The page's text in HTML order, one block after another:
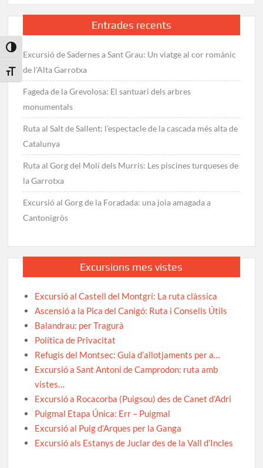
Toggle High Contrast
Toggle Font size
Entrades recents
Excursió de Sadernes a Sant Grau: Un viatge al cor romànic
de l’Alta Garrotxa
Fageda de la Grevolosa: El santuari dels arbres
monumentals
Ruta al Salt de Sallent: l’espectacle de la cascada més alta de
Catalunya
Ruta al Gorg del Molí dels Murris: Les piscines turqueses de
la Garrotxa
Excursió al Gorg de la Foradada: una joia amagada a
Cantonigròs
Excursions mes vistes
Excursió al Castell del Montgrí: La ruta clàssica
Ascensió a la Pica del Canigó: Ruta i Consells Útils
Balandrau: per Tragurà
Política de Privacitat
Refugis del Montsec: Guia d’allotjaments per a…
Excursió a Sant Antoni de Camprodon: ruta amb
vistes…
Excursió a Rocacorba (Puigsou) des de Canet d’Adri
Puigmal Etapa Única: Err – Puigmal
Excursió al Puig d’Arques per la Ganga
Excursió als Estanys de Juclar des de la Vall d’Incles